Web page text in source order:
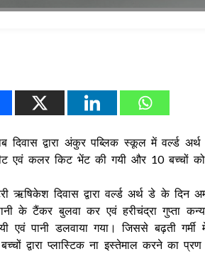
दिवास द्वारा अंकुर पब्लिक स्कूल में वर्ल्ड
एवं कलर किट भेंट की गयी और 10 बच्चों
दिवास द्वारा वर्ल्ड अर्थ डे के दिन
के टैंकर बुलवा कर एवं हरीचंद्रा गुप्ता
एवं पानी डलवाया गया। जिससे बढ़ती
द्वारा प्लास्टिक ना इस्तेमाल करने का